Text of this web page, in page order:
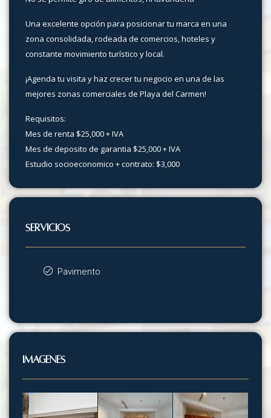
Una excelente opción para posicionar tu marca en una
zona consolidada, rodeada de comercios, hoteles y
constante movimiento turístico y local.
¡Agenda tu visita y haz crecer tu negocio en una de las
mejores zonas comerciales de Playa del Carmen!
Requisitos:
Mes de renta $25,000 + IVA
Mes de deposito de garantia $25,000 + IVA
Estudio socioeconomico + contrato: $3,000
SERVICIOS
Pavimento
Imágenes